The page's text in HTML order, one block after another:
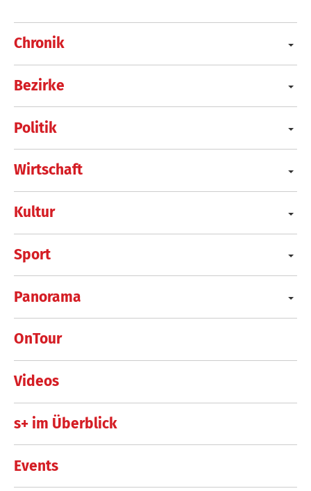
Chronik
Bezirke
Politik
Wirtschaft
Kultur
Sport
Panorama
OnTour
Videos
s+ im Überblick
Events